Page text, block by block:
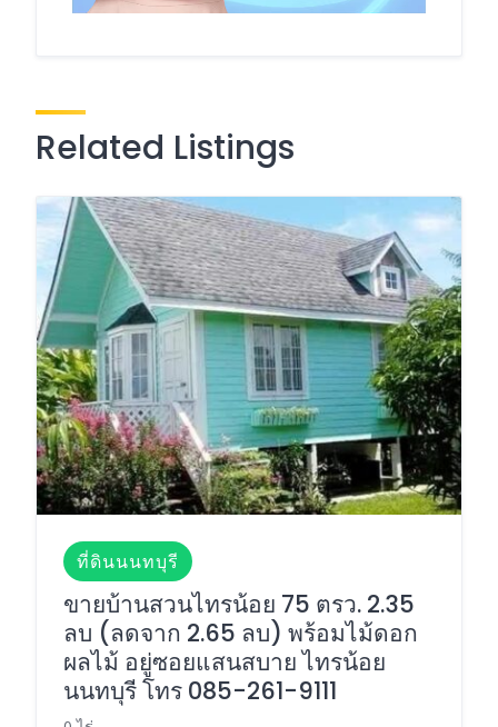
Related Listings
ที่ดินนนทบุรี
ขายบ้านสวนไทรน้อย 75 ตรว. 2.35
ลบ (ลดจาก 2.65 ลบ) พร้อมไม้ดอก
ผลไม้ อยู่ซอยแสนสบาย ไทรน้อย
นนทบุรี โทร 085-261-9111